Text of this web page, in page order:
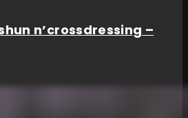
n’crossdressing –